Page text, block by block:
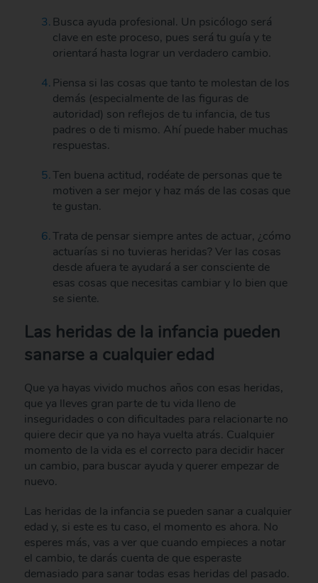
Busca ayuda profesional. Un psicólogo será
clave en este proceso, pues será tu guía y te
orientará hasta lograr un verdadero cambio.
Piensa si las cosas que tanto te molestan de los
demás (especialmente de las figuras de
autoridad) son reflejos de tu infancia, de tus
padres o de ti mismo. Ahí puede haber muchas
respuestas.
Ten buena actitud, rodéate de personas que te
motiven a ser mejor y haz más de las cosas que
te gustan.
Trata de pensar siempre antes de actuar, ¿cómo
actuarías si no tuvieras heridas? Ver las cosas
desde afuera te ayudará a ser consciente de
esas cosas que necesitas cambiar y lo bien que
se siente.
Las heridas de la infancia pueden
sanarse a cualquier edad
Que ya hayas vivido muchos años con esas heridas,
que ya lleves gran parte de tu vida lleno de
inseguridades o con dificultades para relacionarte no
quiere decir que ya no haya vuelta atrás. Cualquier
momento de la vida es el correcto para decidir hacer
un cambio, para buscar ayuda y querer empezar de
nuevo.
Las heridas de la infancia se pueden sanar a cualquier
edad y, si este es tu caso, el momento es ahora. No
esperes más, vas a ver que cuando empieces a notar
el cambio, te darás cuenta de que esperaste
demasiado para sanar todas esas heridas del pasado.